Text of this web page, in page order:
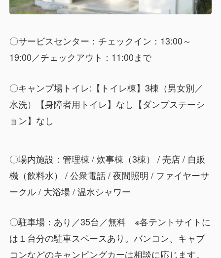
〇サービスセンター：チェックイン：13:00～
19:00／チェックアウト：11:00まで
〇キャンプ場トイレ:【トイレ棟】3棟（男女別／
水洗）【身障者用トイレ】なし【ダンプステーシ
ョン】なし
〇場内施設：管理棟 / 炊事棟（3棟） / 売店 / 自販
機（飲料水） / 公衆電話 / 夜間照明 / ファイヤーサ
ークル / 大浴場 / 温水シャワー
〇駐車場：あり／35台／無料 ※各テントサイトに
は１台分の駐車スペースあり。バンコン、キャブ
コンなどのキャンピングカーは相談に応じます。